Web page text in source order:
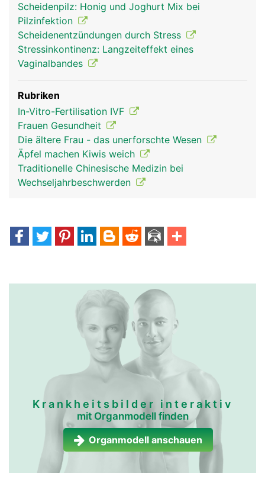
Scheidenpilz: Honig und Joghurt Mix bei
Pilzinfektion
Scheidenentzündungen durch Stress
Stressinkontinenz: Langzeiteffekt eines
Vaginalbandes
Rubriken
In-Vitro-Fertilisation IVF
Frauen Gesundheit
Die ältere Frau - das unerforschte Wesen
Äpfel machen Kiwis weich
Traditionelle Chinesische Medizin bei
Wechseljahrbeschwerden
Krankheitsbilder interaktiv
mit Organmodell finden
Organmodell anschauen